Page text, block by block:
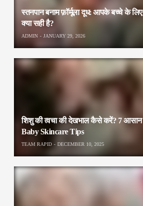
स्तनपान बनाम फ़ॉर्मूला दूध: आपके बच्चे के लिए
क्या सही है?
ADMIN JANUARY 29, 2026
शिशु की त्वचा की देखभाल कैसे करें? 7 आसान
Baby Skincare Tips
TEAM RAPID DECEMBER 10, 2025